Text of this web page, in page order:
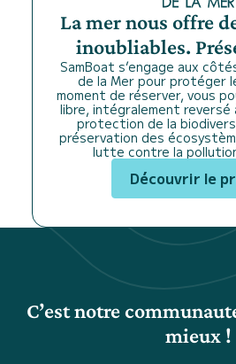
La mer nous offre
inoubliables.
SamBoat s’engage aux
de la Mer pour protéger
moment de réserver, vous
libre, intégralement
protection de la
préservation des
lutte contre la
Découvrir le
C’est notre
mieux !